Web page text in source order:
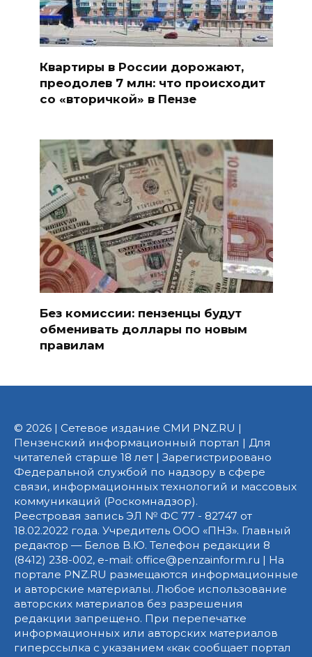
Квартиры в России дорожают,
преодолев 7 млн: что происходит
со «вторичкой» в Пензе
Без комиссии: пензенцы будут
обменивать доллары по новым
правилам
© 2026 | Сетевое издание СМИ PNZ.RU |
Пензенский информационный портал | Для
читателей старше 18 лет | Зарегистрировано
Федеральной службой по надзору в сфере
связи, информационных технологий и массовых
коммуникаций (Роскомнадзор).
Реестровая запись ЭЛ № ФС 77 - 82747 от
18.02.2022 года. Учредитель ООО «ПНЗ». Главный
редактор — Белов В.Ю. Телефон редакции 8
(8412) 238-002, e-mail: office@penzainform.ru | На
портале PNZ.RU размещаются информационные
и авторские материалы. Любое использование
авторских материалов без разрешения
редакции запрещено. При перепечатке
информационных или авторских материалов
гиперссылка с указанием «как сообщает портал